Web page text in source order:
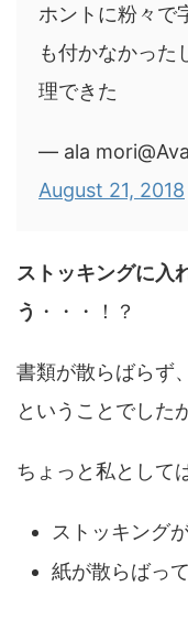
ホントに粉々で
も付かなかった
理できた
— ala
August 21, 2018
ストッキングに入
う ・・・！？
書類が散らばらず
ということでした
ちょっと私として
ストッキング
紙が散らばっ